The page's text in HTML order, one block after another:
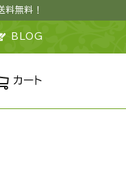
無料！
BLOG
カート